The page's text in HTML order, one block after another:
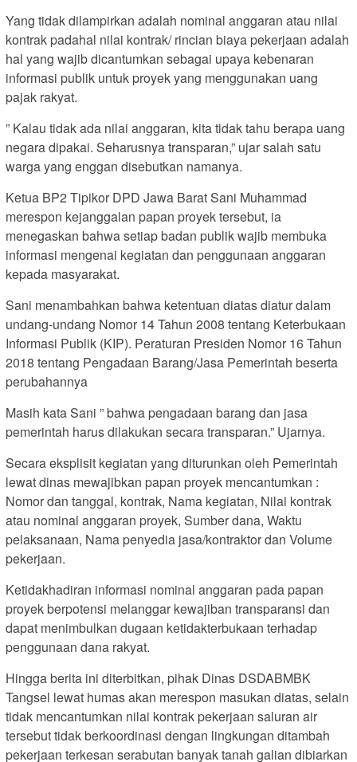
Yang tidak dilampirkan adalah nominal anggaran atau nilai
kontrak padahal nilai kontrak/ rincian biaya pekerjaan adalah
hal yang wajib dicantumkan sebagai upaya kebenaran
informasi publik untuk proyek yang menggunakan uang
pajak rakyat.
” Kalau tidak ada nilai anggaran, kita tidak tahu berapa uang
negara dipakai. Seharusnya transparan,” ujar salah satu
warga yang enggan disebutkan namanya.
Ketua BP2 Tipikor DPD Jawa Barat Sani Muhammad
merespon kejanggalan papan proyek tersebut, ia
menegaskan bahwa setiap badan publik wajib membuka
informasi mengenai kegiatan dan penggunaan anggaran
kepada masyarakat.
Sani menambahkan bahwa ketentuan diatas diatur dalam
undang-undang Nomor 14 Tahun 2008 tentang Keterbukaan
Informasi Publik (KIP). Peraturan Presiden Nomor 16 Tahun
2018 tentang Pengadaan Barang/Jasa Pemerintah beserta
perubahannya
Masih kata Sani ” bahwa pengadaan barang dan jasa
pemerintah harus dilakukan secara transparan.” Ujarnya.
Secara eksplisit kegiatan yang diturunkan oleh Pemerintah
lewat dinas mewajibkan papan proyek mencantumkan :
Nomor dan tanggal, kontrak, Nama kegiatan, Nilai kontrak
atau nominal anggaran proyek, Sumber dana, Waktu
pelaksanaan, Nama penyedia jasa/kontraktor dan Volume
pekerjaan.
Ketidakhadiran informasi nominal anggaran pada papan
proyek berpotensi melanggar kewajiban transparansi dan
dapat menimbulkan dugaan ketidakterbukaan terhadap
penggunaan dana rakyat.
Hingga berita ini diterbitkan, pihak Dinas DSDABMBK
Tangsel lewat humas akan merespon masukan diatas, selain
tidak mencantumkan nilai kontrak pekerjaan saluran air
tersebut tidak berkoordinasi dengan lingkungan ditambah
pekerjaan terkesan serabutan banyak tanah galian dibiarkan